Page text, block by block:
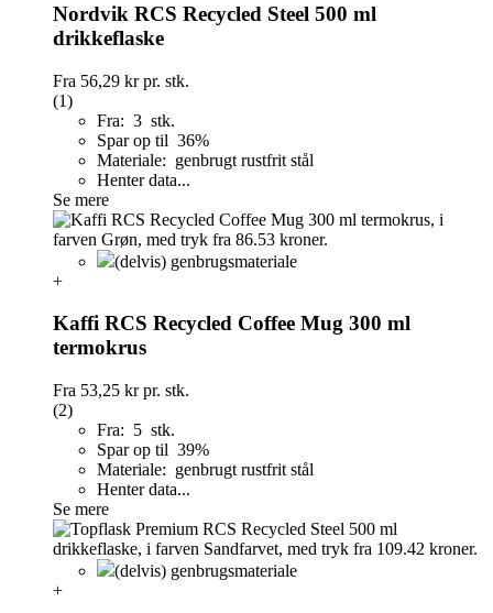
Nordvik RCS Recycled Steel 500 ml
drikkeflaske
Fra 56,29 krpr. stk.
(1)
Fra: 3 stk.
Spar op til 36%
Materiale: genbrugt rustfrit stål
Henter data...
Se mere
(delvis) genbrugsmateriale
+
Kaffi RCS Recycled Coffee Mug 300 ml
termokrus
Fra 53,25 krpr. stk.
(2)
Fra: 5 stk.
Spar op til 39%
Materiale: genbrugt rustfrit stål
Henter data...
Se mere
(delvis) genbrugsmateriale
+